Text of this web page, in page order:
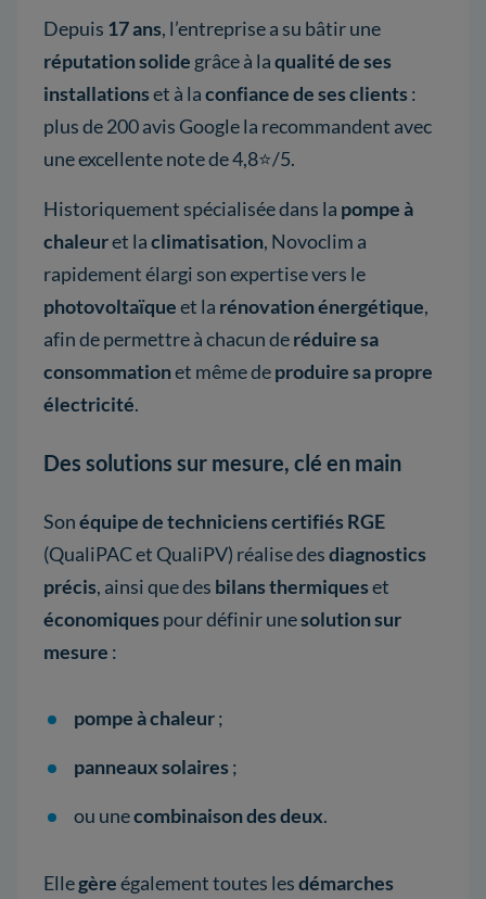
Depuis 17 ans, l’entreprise a su bâtir une
réputation solide grâce à laqualité de ses
installationset à laconfiance de ses clients :
plus de 200 avis Google la recommandent avec
une excellente note de 4,8⭐/5.
Historiquement spécialisée dans la pompe à
chaleuret laclimatisation, Novoclim a
rapidement élargi son expertise vers le
photovoltaïqueet la rénovation énergétique,
afin de permettre à chacun deréduire sa
consommationet même deproduire sa propre
électricité.
Des solutions sur mesure, clé en main
Sonéquipe de techniciens certifiés RGE
(QualiPAC et QualiPV) réalise desdiagnostics
précis, ainsi que des bilans thermiqueset
économiques pour définir unesolution sur
mesure :
pompe à chaleur;
panneaux solaires ;
ou unecombinaison des deux.
Ellegèreégalement toutes lesdémarches